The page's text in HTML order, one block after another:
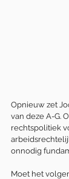
Opnieuw zet
van deze A-G.
rechtspolitiek
onnodig
Moet het